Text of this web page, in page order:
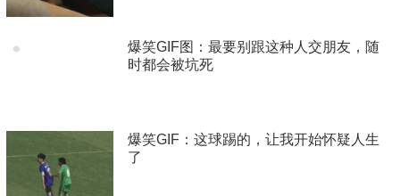
爆笑GIF图：最要别跟这种人交朋友，随
时都会被坑死
爆笑GIF：这球踢的，让我开始怀疑人生
了